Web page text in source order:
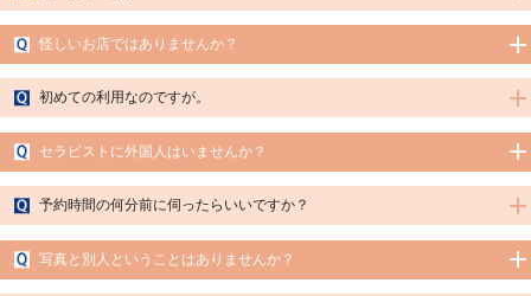
A.当店はエステとなります。セラピストによるマッサージの施術が受けられるお店
です。怪しいお店ではありませんか？
A.法人経営の健全なお店ですので、ご安心ください。
初めての利用なのですが。
A.当店では、メンズエステのご利用が初めての方でも安心してご利用いただけるよ
う努めています。ご不明点等ございましたら、お気軽にご連絡くださいませ。
セラピストに外国人はいませんか？
A.当店セラピストは全員日本人の女性セラピストです。
予約時間の何分前に伺ったらいいですか？
A.お部屋の準備などございますので、予約時間ちょうどにお越しいただけますよう
お願い申し上げます。
写真と別人ということはありませんか？